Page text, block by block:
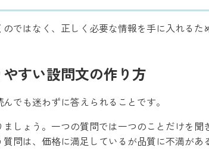
ではなく、正しく必要な情報を手に入れるた
すい設問文の作り方
でも迷わずに答えられることです。
ましょう。一つの質問では一つのことだけを
問は、価格に満足しているが品質に不満が